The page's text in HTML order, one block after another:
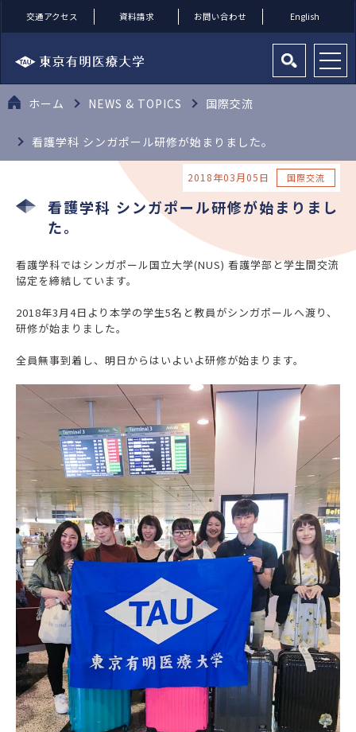
交通アクセス 資料請求 お問い合わせ English
ホーム NEWS & TOPICS 国際交流
看護学科 シンガポール研修が始まりました。
看護学科 シンガポール研修が始まりまし
た。
2018年03月05日 国際交流
看護学科ではシンガポール国立大学(NUS) 看護学部と学生間交流
協定を締結しています。
2018年3月4日より本学の学生5名と教員がシンガポールへ渡り、
研修が始まりました。
全員無事到着し、明日からはいよいよ研修が始まります。